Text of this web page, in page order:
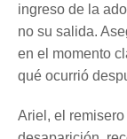
ingreso de la
no su salida.
en el momento
qué ocurrió
Ariel, el